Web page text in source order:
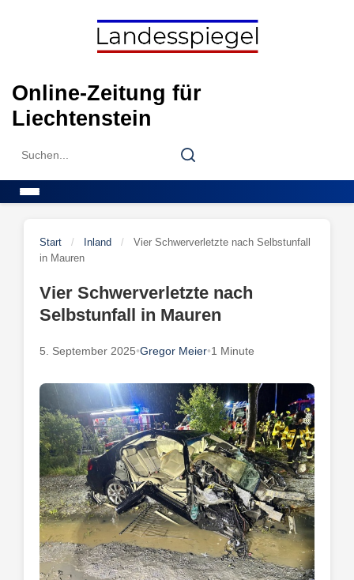
Online-Zeitung für
Liechtenstein
Search
Search
Start / Inland /
Vier Schwerverletzte nach Selbstunfall
in Mauren
Vier Schwerverletzte nach
Selbstunfall in Mauren
5. September 2025•Gregor Meier•1 Minute